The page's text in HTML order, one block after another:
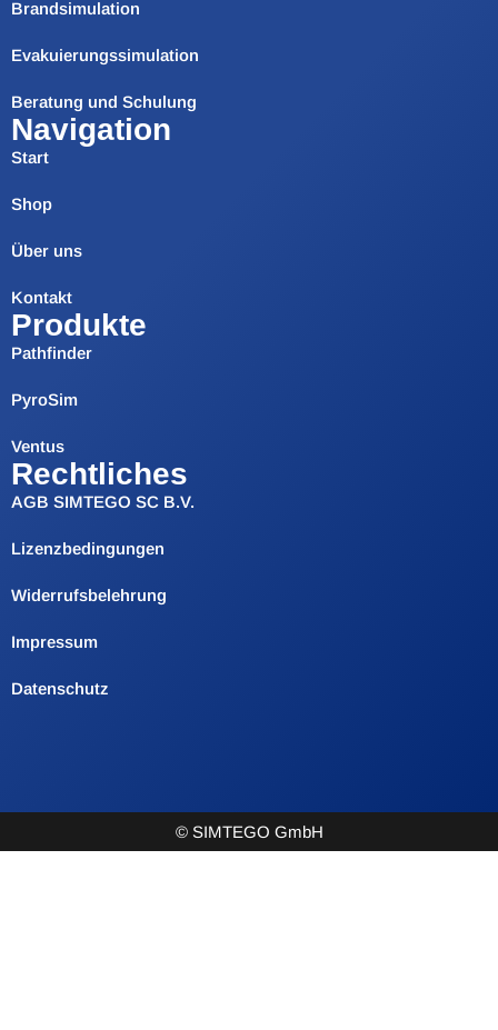
Brandsimulation
Evakuierungssimulation
Beratung und Schulung
Navigation
Start
Shop
Über uns
Kontakt
Produkte
Pathfinder
PyroSim
Ventus
Rechtliches
AGB SIMTEGO SC B.V.
Lizenzbedingungen
Widerrufsbelehrung
Impressum
Datenschutz
© SIMTEGO GmbH